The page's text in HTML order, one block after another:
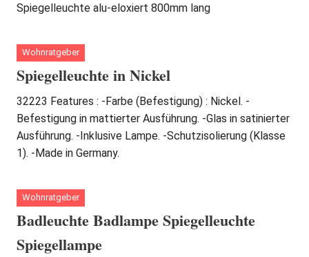
Spiegelleuchte alu-eloxiert 800mm lang
Wohnratgeber
Spiegelleuchte in Nickel
32223 Features : -Farbe (Befestigung) : Nickel. -
Befestigung in mattierter Ausführung. -Glas in satinierter
Ausführung. -Inklusive Lampe. -Schutzisolierung (Klasse
1). -Made in Germany.
Wohnratgeber
Badleuchte Badlampe Spiegelleuchte
Spiegellampe